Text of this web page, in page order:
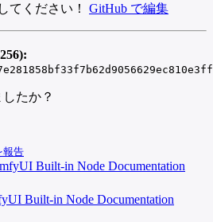
てください！ GitHub で編集
たか？
報告
Built-in Node Documentation
Built-in Node Documentation